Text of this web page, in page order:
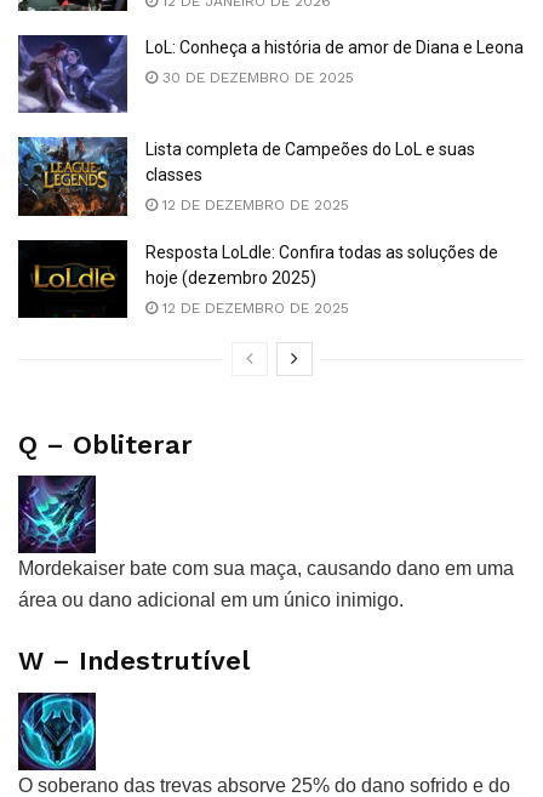
LoL: Conheça a história de amor de Diana e Leona
30 DE DEZEMBRO DE 2025
Lista completa de Campeões do LoL e suas
classes
12 DE DEZEMBRO DE 2025
Resposta LoLdle: Confira todas as soluções de
hoje (dezembro 2025)
12 DE DEZEMBRO DE 2025
Q – Obliterar
Mordekaiser bate com sua maça, causando dano em uma
área ou dano adicional em um único inimigo.
W – Indestrutível
O soberano das trevas absorve 25% do dano sofrido e do